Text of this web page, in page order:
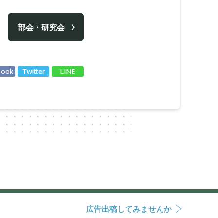
部会・研究会
Twitter LINE
広告出稿してみませんか